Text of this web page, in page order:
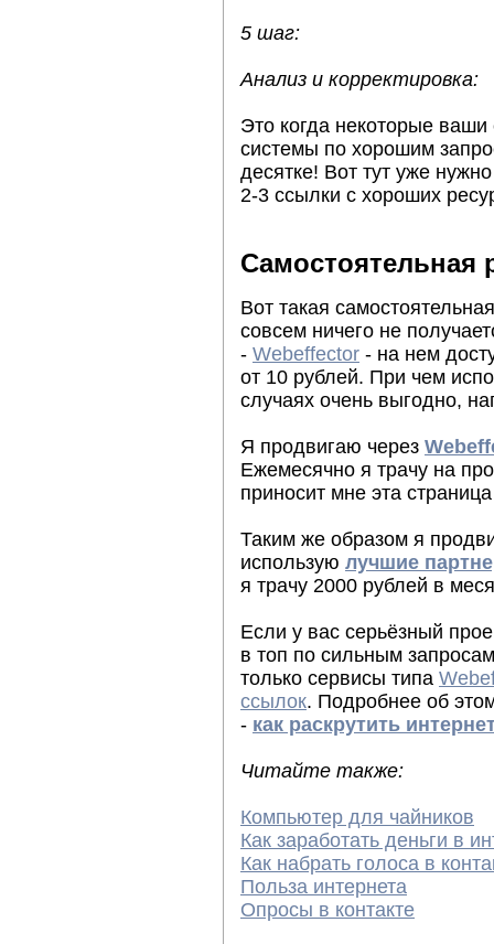
5 шаг:
Анализ и корректировка:
Это когда некоторые
системы по хорошим
десятке! Вот тут уже
2-3 ссылки с хороших
Самостоятельная
Вот такая
совсем ничего не
- Webeffector - на нем
от 10 рублей. При чем
случаях очень выгодно,
Я продвигаю через
Ежемесячно я трачу на
приносит мне эта
Таким же образом я
использую лучшие
я трачу 2000 рублей в
Если у вас серьёзный
в топ по сильным
только сервисы типа
ссылок. Подробнее об
- как раскрутить
Читайте также:
Компьютер для чайников
Как заработать деньги в
Как набрать голоса в
Польза интернета
Опросы в контакте